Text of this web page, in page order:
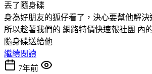
丟了隨身碟
身為好朋友的狐仔看了，決心要幫他解決
所以趁著我們的 網路特價快速報社團 內
隨身碟送給他
繼續閱讀
7年前